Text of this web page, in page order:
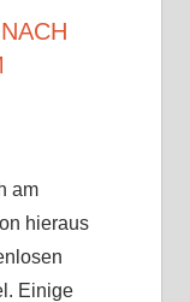
am
hieraus
Einige